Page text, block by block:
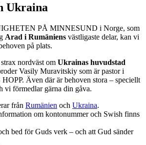
Ukraina
PÅ MINNESUND i Norge, som
Arad i Rumäniens västligaste delar, kan vi
på plats.
nordväst om Ukrainas huvudstad
Vasily Muravitskiy som är pastor i
Även där är behoven stora – speciellt
vi förmedlar gärna din gåva.
från Rumänien och Ukraina.
om kontonummer och Swish finns
bed för Guds verk – och att Gud sänder